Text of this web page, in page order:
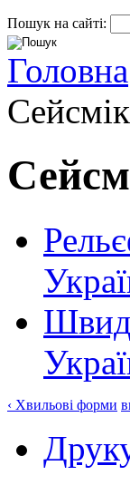
Пошук на сайті:
Головна
‹ Хвильові форми